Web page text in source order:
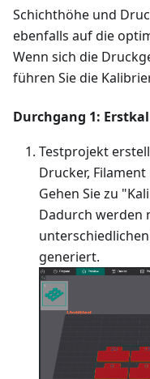
Schichthöhe und
ebenfalls auf die
Wenn sich die
führen Sie die
Durchgang 1:
Testprojekt
Drucker,
Gehen Sie zu
Dadurch werden
generiert.